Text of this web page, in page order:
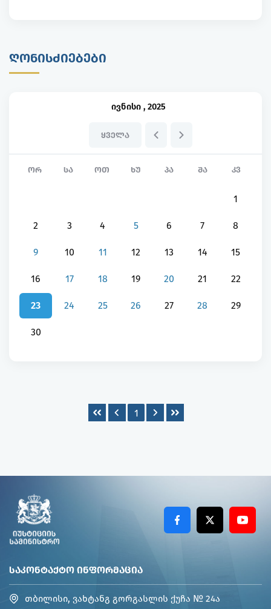
ᲦᲝᲜᲘᲡᲫᲘᲔᲑᲔᲑᲘ
ივნისი , 2025
ᲧᲕᲔᲚᲐ
ᲝᲠ ᲡᲐ ᲝᲗ ᲮᲣ ᲞᲐ ᲨᲐ ᲙᲕ
1
2 3 4 5 6 7 8
9 10 11 12 13 14 15
16 17 18 19 20 21 22
23 24 25 26 27 28 29
30
1
ᲡᲐᲙᲝᲜᲢᲐᲥᲢᲝ ᲘᲜᲤᲝᲠᲛᲐᲪᲘᲐ
თბილისი, ვახტანგ გორგასლის ქუჩა № 24ა